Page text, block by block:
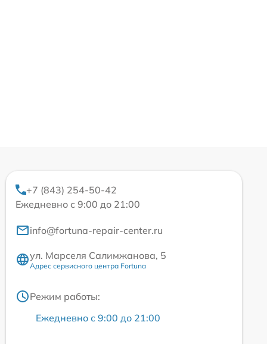
+7 (843) 254-50-42
Ежедневно с 9:00 до 21:00
info@fortuna-repair-center.ru
ул. Марселя Салимжанова, 5
Адрес сервисного центра Fortuna
Режим работы:
Ежедневно с 9:00 до 21:00